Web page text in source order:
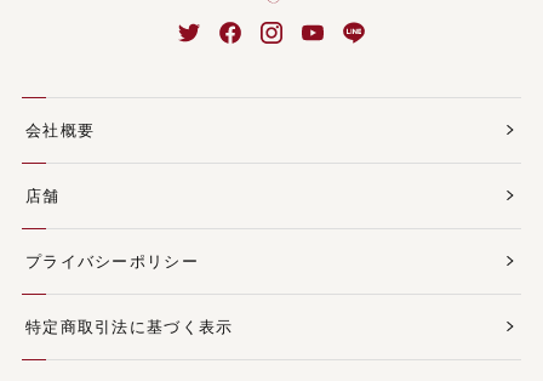
会社概要
店舗
プライバシーポリシー
特定商取引法に基づく表示